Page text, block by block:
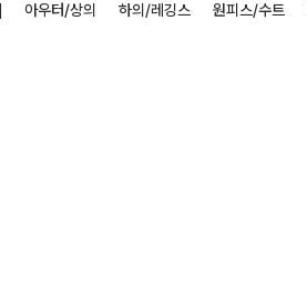
아우터/상의 하의/레깅스 원피스/수트